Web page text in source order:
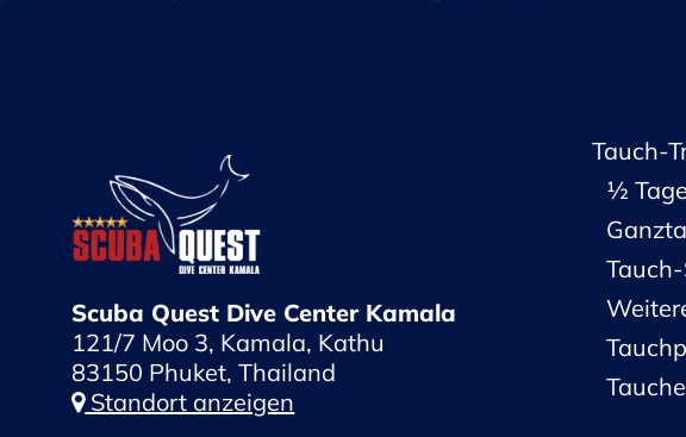
Scuba Quest Dive Center Kamala
121/7 Moo 3, Kamala, Kathu
83150 Phuket, Thailand
Standort anzeigen
Tauch-
½